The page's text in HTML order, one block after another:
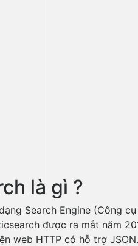
là gì ?
Search Engine (Công
được ra mắt năm
web HTTP có hỗ trợ